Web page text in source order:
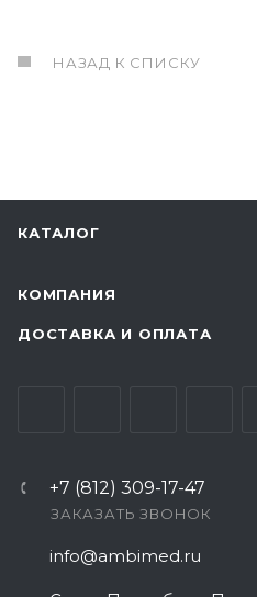
НАЗАД К СПИСКУ
КАТАЛОГ
КОМПАНИЯ
ДОСТАВКА И ОПЛАТА
+7 (812) 309-17-47
ЗАКАЗАТЬ ЗВОНОК
info@ambimed.ru